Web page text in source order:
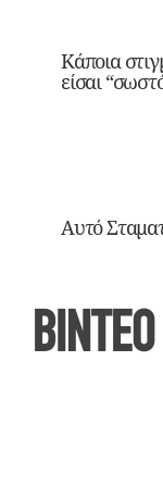
Κάποια
είσαι
Αυτό
ΒΙΝΤΕΟ